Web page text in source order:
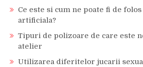
Ce este si cum ne poate fi de
artificiala?
Tipuri de polizoare de care este
atelier
Utilizarea diferitelor jucarii